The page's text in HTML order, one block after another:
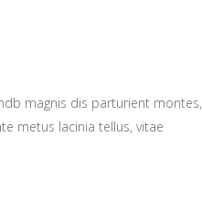
magnis dis parturient montes,
metus lacinia tellus, vitae